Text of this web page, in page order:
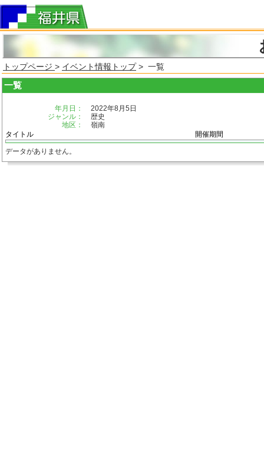
トップページ > イベント情報トップ> 一覧
一覧
年月日：
2022年8月5日
ジャンル：
歴史
地区：
嶺南
タイトル
開催期間
データがありません。